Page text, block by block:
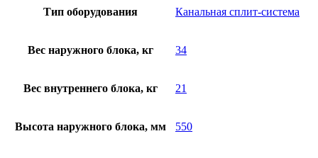
Тип оборудования Канальная сплит-система
Вес наружного блока, кг 34
Вес внутреннего блока, кг 21
Высота наружного блока, мм 550